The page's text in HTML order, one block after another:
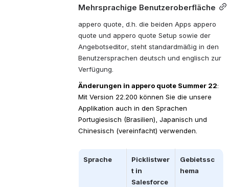
Mehrsprachige Benutzeroberfläche
appero quote, d.h. die beiden Apps appero
quote und appero quote Setup sowie der
Angebotseditor, steht standardmäßig in den
Benutzersprachen deutsch und englisch zur
Verfügung.
Änderungen in appero quote Summer 22:
Mit Version 22.200 können Sie die unsere
Applikation auch in den Sprachen
Portugiesisch (Brasilien), Japanisch und
Chinesisch (vereinfacht) verwenden.
Sprache
Picklistwer
t in
Salesforce
Gebietssc
hema